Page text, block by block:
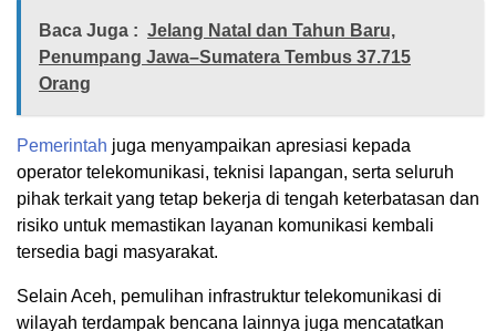
Baca Juga : Jelang Natal dan Tahun Baru,
Penumpang Jawa–Sumatera Tembus 37.715
Orang
Pemerintah juga menyampaikan apresiasi kepada
operator telekomunikasi, teknisi lapangan, serta seluruh
pihak terkait yang tetap bekerja di tengah keterbatasan dan
risiko untuk memastikan layanan komunikasi kembali
tersedia bagi masyarakat.
Selain Aceh, pemulihan infrastruktur telekomunikasi di
wilayah terdampak bencana lainnya juga mencatatkan